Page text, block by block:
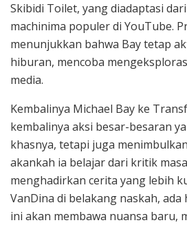
Skibidi Toilet, yang diadaptasi
machinima populer di YouTube.
menunjukkan bahwa Bay tetap
hiburan, mencoba
media.
Kembalinya Michael Bay ke
kembalinya aksi besar-besaran
khasnya, tetapi juga
akankah ia belajar dari kritik
menghadirkan cerita yang lebih
VanDina di belakang naskah,
ini akan membawa nuansa baru,